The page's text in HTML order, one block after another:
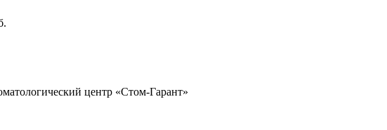
центр «Стом-Гарант»